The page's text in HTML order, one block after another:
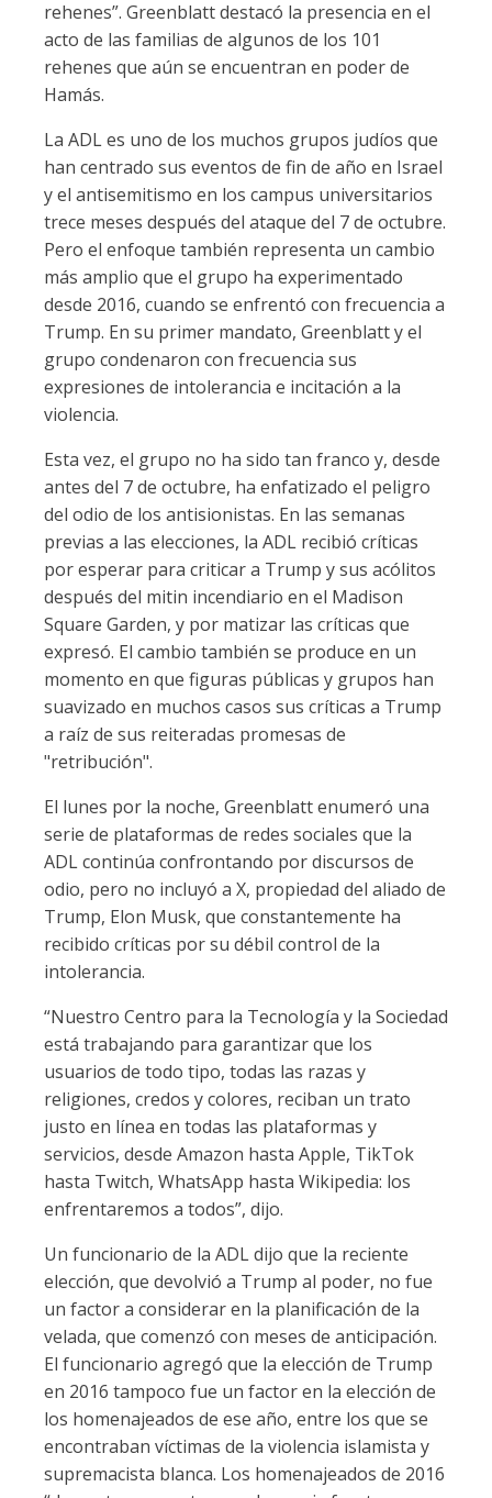
rehenes”. Greenblatt destacó la presencia en el
acto de las familias de algunos de los 101
rehenes que aún se encuentran en poder de
Hamás.
La ADL es uno de los muchos grupos judíos que
han centrado sus eventos de fin de año en Israel
y el antisemitismo en los campus universitarios
trece meses después del ataque del 7 de octubre.
Pero el enfoque también representa un cambio
más amplio que el grupo ha experimentado
desde 2016, cuando se enfrentó con frecuencia a
Trump. En su primer mandato, Greenblatt y el
grupo condenaron con frecuencia sus
expresiones de intolerancia e incitación a la
violencia.
Esta vez, el grupo no ha sido tan franco y, desde
antes del 7 de octubre, ha enfatizado el peligro
del odio de los antisionistas. En las semanas
previas a las elecciones, la ADL recibió críticas
por esperar para criticar a Trump y sus acólitos
después del mitin incendiario en el Madison
Square Garden, y por matizar las críticas que
expresó. El cambio también se produce en un
momento en que figuras públicas y grupos han
suavizado en muchos casos sus críticas a Trump
a raíz de sus reiteradas promesas de
"retribución".
El lunes por la noche, Greenblatt enumeró una
serie de plataformas de redes sociales que la
ADL continúa confrontando por discursos de
odio, pero no incluyó a X, propiedad del aliado de
Trump, Elon Musk, que constantemente ha
recibido críticas por su débil control de la
intolerancia.
“Nuestro Centro para la Tecnología y la Sociedad
está trabajando para garantizar que los
usuarios de todo tipo, todas las razas y
religiones, credos y colores, reciban un trato
justo en línea en todas las plataformas y
servicios, desde Amazon hasta Apple, TikTok
hasta Twitch, WhatsApp hasta Wikipedia: los
enfrentaremos a todos”, dijo.
Un funcionario de la ADL dijo que la reciente
elección, que devolvió a Trump al poder, no fue
un factor a considerar en la planificación de la
velada, que comenzó con meses de anticipación.
El funcionario agregó que la elección de Trump
en 2016 tampoco fue un factor en la elección de
los homenajeados de ese año, entre los que se
encontraban víctimas de la violencia islamista y
supremacista blanca. Los homenajeados de 2016